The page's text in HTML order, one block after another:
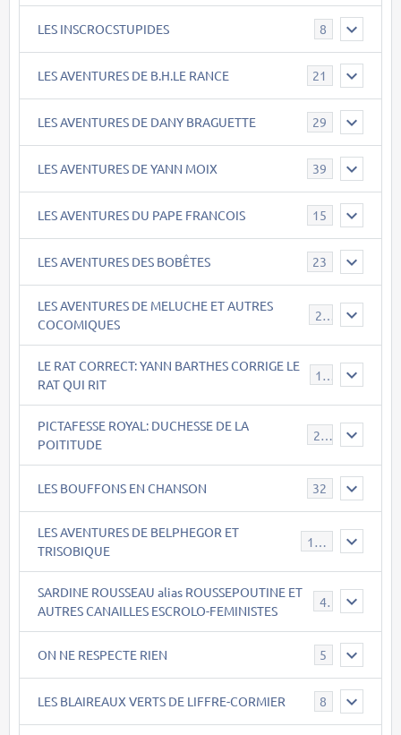
LES INSCROCSTUPIDES 8
LES AVENTURES DE B.H.LE RANCE 21
LES AVENTURES DE DANY BRAGUETTE 29
LES AVENTURES DE YANN MOIX 39
LES AVENTURES DU PAPE FRANCOIS 15
LES AVENTURES DES BOBÊTES 23
LES AVENTURES DE MELUCHE ET AUTRES
COCOMIQUES
22
LE RAT CORRECT: YANN BARTHES CORRIGE LE
RAT QUI RIT
15
PICTAFESSE ROYAL: DUCHESSE DE LA
POITITUDE
23
LES BOUFFONS EN CHANSON 32
LES AVENTURES DE BELPHEGOR ET
TRISOBIQUE
147
SARDINE ROUSSEAU alias ROUSSEPOUTINE ET
AUTRES CANAILLES ESCROLO-FEMINISTES
40
ON NE RESPECTE RIEN 5
LES BLAIREAUX VERTS DE LIFFRE-CORMIER 8